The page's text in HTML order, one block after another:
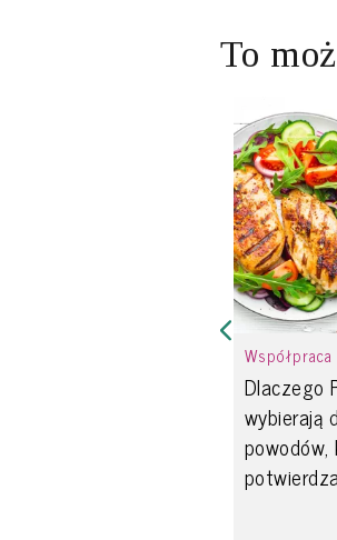
To
Dlaczego
wybierają